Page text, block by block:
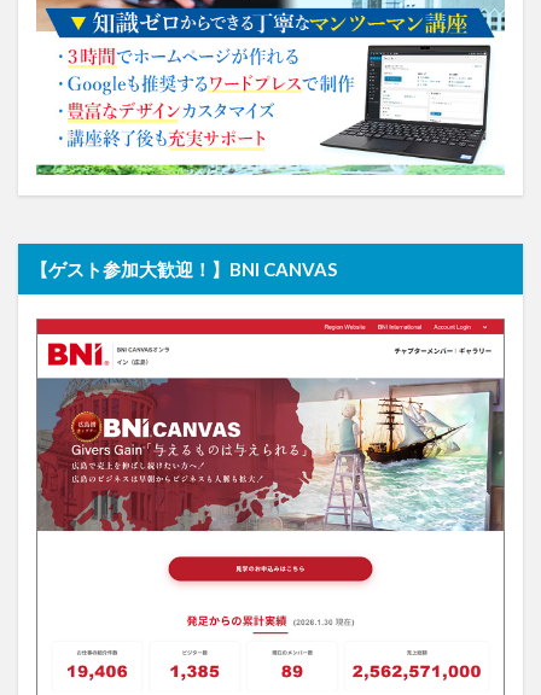
【ゲスト参加大歓迎！】BNI CANVAS